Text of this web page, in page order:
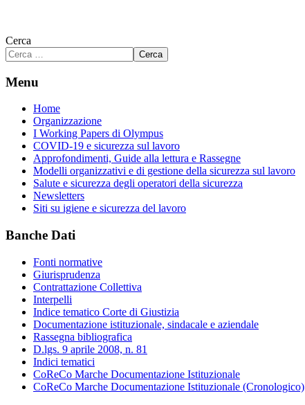
Cerca
Cerca
Menu
Home
Organizzazione
I Working Papers di Olympus
COVID-19 e sicurezza sul lavoro
Approfondimenti, Guide alla lettura e Rassegne
Modelli organizzativi e di gestione della sicurezza sul lavoro
Salute e sicurezza degli operatori della sicurezza
Newsletters
Siti su igiene e sicurezza del lavoro
Banche Dati
Fonti normative
Giurisprudenza
Contrattazione Collettiva
Interpelli
Indice tematico Corte di Giustizia
Documentazione istituzionale, sindacale e aziendale
Rassegna bibliografica
D.lgs. 9 aprile 2008, n. 81
Indici tematici
CoReCo Marche Documentazione Istituzionale
CoReCo Marche Documentazione Istituzionale (Cronologico)